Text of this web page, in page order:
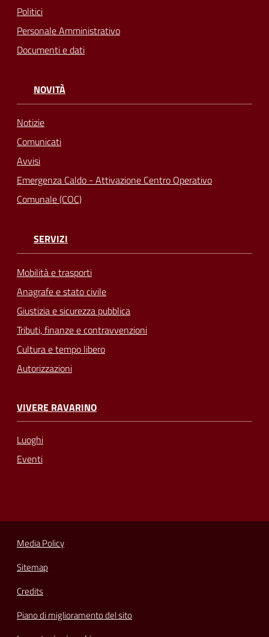
Politici
Personale Amministrativo
Documenti e dati
NOVITÀ
Notizie
Comunicati
Avvisi
Emergenza Caldo - Attivazione Centro Operativo
Comunale (COC)
SERVIZI
Mobilità e trasporti
Anagrafe e stato civile
Giustizia e sicurezza pubblica
Tributi, finanze e contravvenzioni
Cultura e tempo libero
Autorizzazioni
VIVERE RAVARINO
Luoghi
Eventi
Media Policy
Sitemap
Credits
Piano di miglioramento del sito